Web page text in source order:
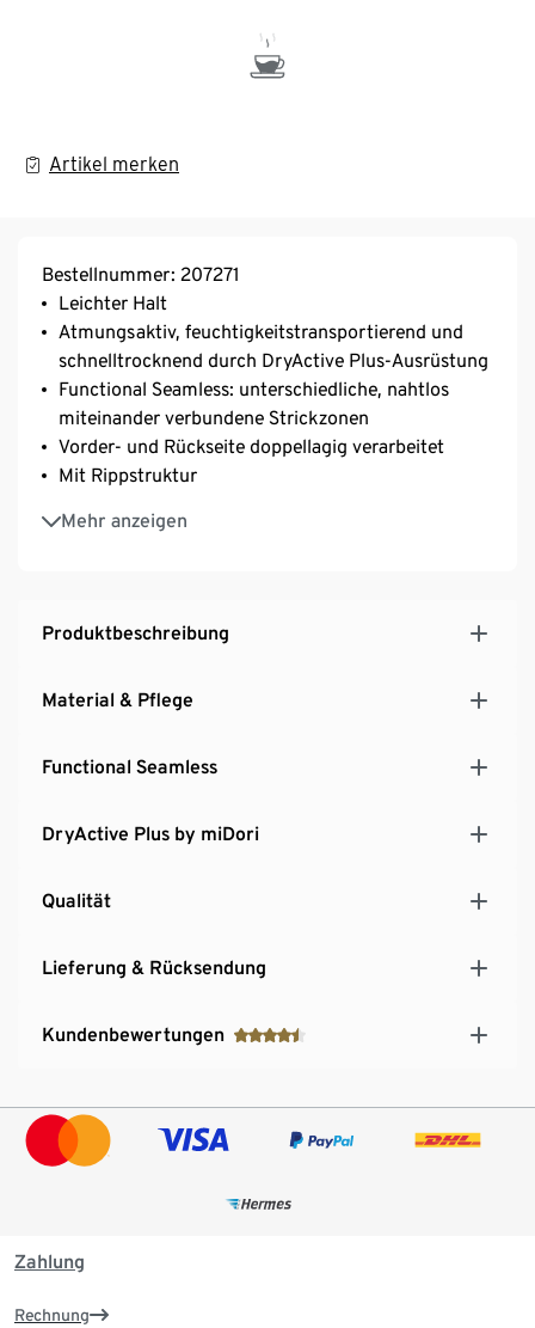
Artikel merken
Bestellnummer: 207271
Leichter Halt
Atmungsaktiv, feuchtigkeitstransportierend und
schnelltrocknend durch DryActive Plus-Ausrüstung
Functional Seamless: unterschiedliche, nahtlos
miteinander verbundene Strickzonen
Vorder- und Rückseite doppellagig verarbeitet
Mit Rippstruktur
Mehr anzeigen
Mit herausnehmbaren Schaumstoffpolstern
Rundhalsausschnitt und breites Unterbrustband
Produktbeschreibung
Material & Pflege
Functional Seamless
DryActive Plus by miDori
Qualität
Lieferung & Rücksendung
Kundenbewertungen
Zahlung
Rechnung